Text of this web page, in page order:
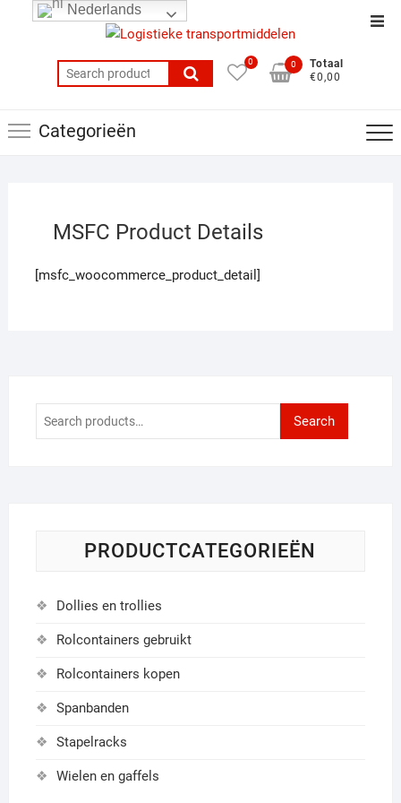
Top
Search
for:
0
Totaal
€0,00
0
Categorieën
MSFC Product Details
[msfc_woocommerce_product_detail]
Search
Search
PRODUCTCATEGORIEËN
Dollies en trollies
Rolcontainers gebruikt
Rolcontainers kopen
Spanbanden
Stapelracks
Wielen en gaffels
Nederlands